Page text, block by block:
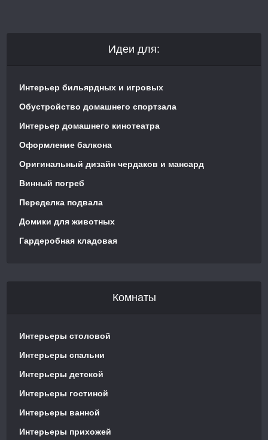
Идеи для:
Интерьер бильярдных и игровых
Обустройство домашнего спортзала
Интерьер домашнего кинотеатра
Оформление балкона
Оригинальный дизайн чердаков и мансард
Винный погреб
Переделка подвала
Домики для животных
Гардеробная кладовая
Комнаты
Интерьеры столовой
Интерьеры спальни
Интерьеры детской
Интерьеры гостиной
Интерьеры ванной
Интерьеры прихожей